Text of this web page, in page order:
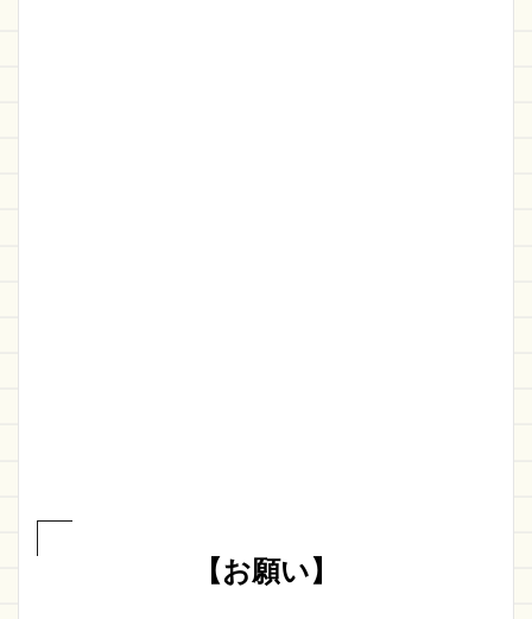
【お願い】